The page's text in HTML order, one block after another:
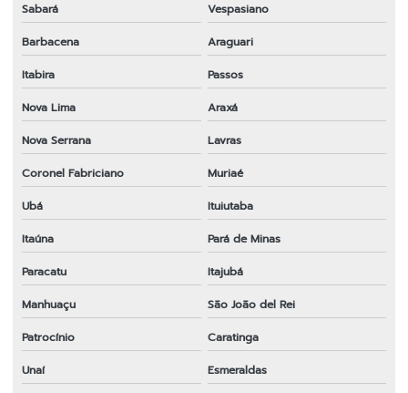
Sabará
Vespasiano
Barbacena
Araguari
Itabira
Passos
Nova Lima
Araxá
Nova Serrana
Lavras
Coronel Fabriciano
Muriaé
Ubá
Ituiutaba
Itaúna
Pará de Minas
Paracatu
Itajubá
Manhuaçu
São João del Rei
Patrocínio
Caratinga
Unaí
Esmeraldas